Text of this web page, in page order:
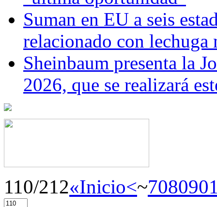
Suman en EU a seis
relacionado con lechuga
Sheinbaum presenta la
2026, que se realizará
110/212«Inicio<~708090